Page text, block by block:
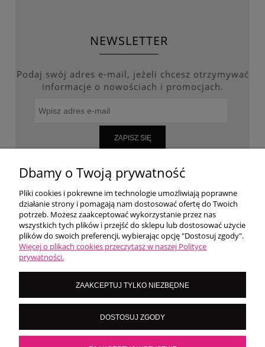
NEWSLETTER
Podaj swój adres e-mail, jeżeli chcesz otrzymywać
informacje o nowościach i promocjach.
ZAPISZ SIĘ
WARUNKI ZAKUPÓW
MOJE KONTO
O NAS
LoversNails Paulina Wiktorowicz | Brzozowa 7, 05-300 Targówka, woj
mazowieckie | NIP: 8222395546
Kontakt pn - pt: 8:00 - 16:00 |importmistewiczpartners@gmail.com
Dbamy o Twoją prywatność
Pliki cookies i pokrewne im technologie umożliwiają poprawne
działanie strony i pomagają nam dostosować ofertę do Twoich
potrzeb. Możesz zaakceptować wykorzystanie przez nas
wszystkich tych plików i przejść do sklepu lub dostosować użycie
plików do swoich preferencji, wybierając opcję "Dostosuj zgody".
Więcej o plikach cookies przeczytasz w naszej Polityce
prywatności.
ZAAKCEPTUJ TYLKO NIEZBĘDNE
DOSTOSUJ ZGODY